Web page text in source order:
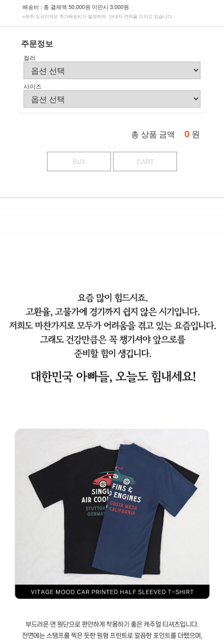
배송비 : 총 결제액 50,000원 미만시 3,000원
※제주/도서지역은 추가배송비가 발생하며, 안내차 연락을 드리고 있습니다.
주문정보
컬러
사이즈
총 상품 금액 0 원
BUY CART